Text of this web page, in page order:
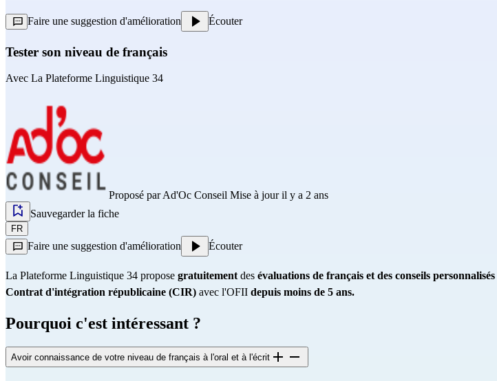
Faire une suggestion d'amélioration Écouter
Tester son niveau de français
Avec La Plateforme Linguistique 34
Proposé parAd'Oc Conseil Mise à jour il y a 2 ans
Sauvegarder la fiche
FR
Faire une suggestion d'amélioration Écouter
La Plateforme Linguistique 34 propose gratuitementdes évaluations de français et des conseils personnalisés
Contrat d'intégration républicaine (CIR) avec l'OFII depuis moins de 5 ans.
Pourquoi c'est intéressant ?
Avoir connaissance de votre niveau de français à l'oral et à l'écrit